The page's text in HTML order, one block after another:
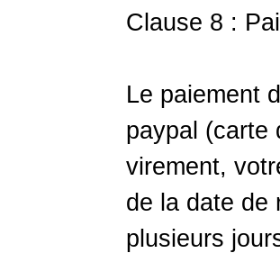
Clause 8 :
Le paiement
paypal (carte
virement,
de la date de
plusieurs